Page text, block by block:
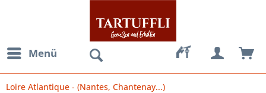
Menü
Loire Atlantique - (Nantes, Chantenay...)